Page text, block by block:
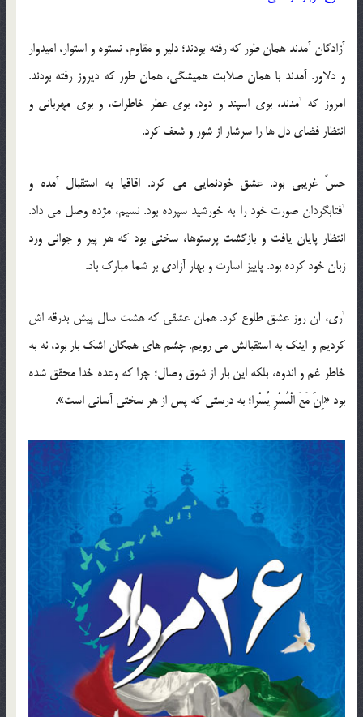
آزادگان آمدند همان طور که رفته بودند؛ دلیر و مقاوم، نستوه و استوار، امیدوار
و دلاور. آمدند با همان صلابت همیشگی، همان طور که دیروز رفته بودند.
امروز که آمدند، بوی اسپند و دود، بوی عطر خاطرات، و بوی مهربانی و
انتظار فضای دل ها را سرشار از شور و شعف کرد.
حسّ غریبی بود. عشق خودنمایی می کرد. اقاقیا به استقبال آمده و
آفتابگردان صورت خود را به خورشید سپرده بود. نسیم، مژده وصل می داد.
انتظار پایان یافت و بازگشت پرستوها، سخنی بود که هر پیر و جوانی ورد
زبان خود کرده بود. پاییز اسارت و بهار آزادی بر شما مبارک باد.
آری، آن روز عشق طلوع کرد. همان عشقی که هشت سال پیش بدرقه اش
کردیم و اینک به استقبالش می رویم. چشم های همگان اشک بار بود، نه به
خاطر غم و اندوه، بلکه این بار از شوق وصال؛ چرا که وعده خدا محقق شده
بود «اِنَّ مَعَ الْعُسْرِ یُسْرا؛ به درستی که پس از هر سختی آسانی است».